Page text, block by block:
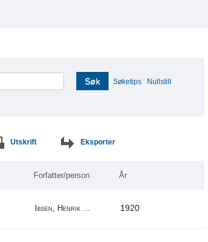
Søk Søketips Nullstill
Utskrift Eksporter
Forfatter/person År
Ibsen, Henrik ... 1920